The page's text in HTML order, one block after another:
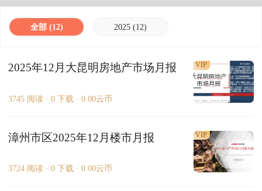
全部 (12) 2025 (12)
2025年12月大昆明房地产市场月报
3745 阅读 ·0 下载 · 0.00云币
VIP
漳州市区2025年12月楼市月报
3724 阅读 ·0 下载 · 0.00云币
VIP